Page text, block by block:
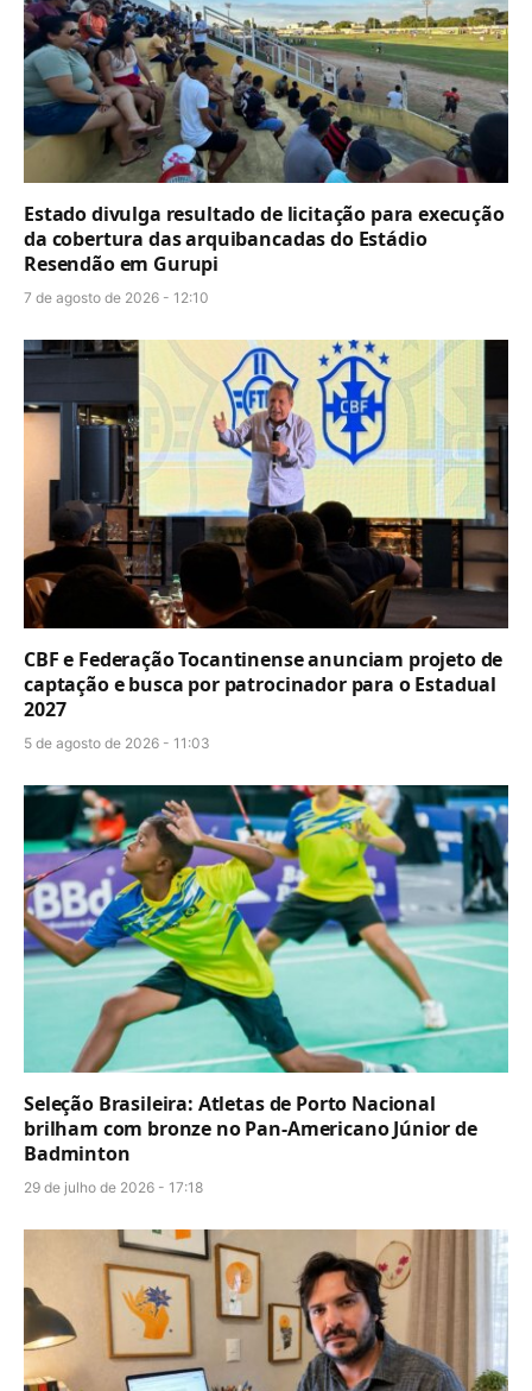
Estado divulga resultado de licitação para execução
da cobertura das arquibancadas do Estádio
Resendão em Gurupi
7 de agosto de 2026 - 12:10
CBF e Federação Tocantinense anunciam projeto de
captação e busca por patrocinador para o Estadual
2027
5 de agosto de 2026 - 11:03
Seleção Brasileira: Atletas de Porto Nacional
brilham com bronze no Pan-Americano Júnior de
Badminton
29 de julho de 2026 - 17:18